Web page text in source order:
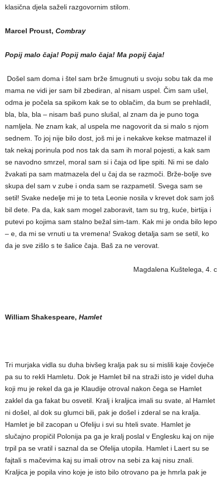
klasična djela saželi razgovornim stilom.
Marcel Proust, Combray
Popij malo čaja! Popij malo čaja! Ma popij čaja!
Došel sam doma i štel sam brže šmugnuti u svoju sobu tak da me
mama ne vidi jer sam bil zbediran, al nisam uspel. Čim sam ušel,
odma je počela sa spikom kak se to oblačim, da bum se prehladil,
bla, bla, bla – nisam baš puno slušal, al znam da je puno toga
namljela. Ne znam kak, al uspela me nagovorit da si malo s njom
sednem. To joj nije bilo dost, još mi je i nekakve kekse matmazel il
tak nekaj porinula pod nos tak da sam ih moral pojesti, a kak sam
se navodno smrzel, moral sam si i čaja od lipe spiti. Ni mi se dalo
žvakati pa sam matmazela del u čaj da se razmoči. Brže-bolje sve
skupa del sam v zube i onda sam se razpametil. Svega sam se
setil! Svake nedelje mi je to teta Leonie nosila v krevet dok sam još
bil dete. Pa da, kak sam mogel zaboravit, tam su trg, kuće, birtija i
putevi po kojima sam stalno bežal sim-tam. Kak mi je onda bilo lepo
– e, da mi se vrnuti u ta vremena! Svakog detalja sam se setil, ko
da je sve zišlo s te šalice čaja. Baš za ne verovat.
Magdalena Kuštelega, 4. c
William Shakespeare, Hamlet
Tri murjaka vidla su duha bivšeg kralja pak su si mislili kaje čovječe
pa su to rekli Hamletu. Dok je Hamlet bil na straži isto je videl duha
koji mu je rekel da ga je Klaudije otroval nakon čega se Hamlet
zaklel da ga fakat bu osvetil. Kralj i kraljica imali su svate, al Hamlet
ni došel, al dok su glumci bili, pak je došel i zderal se na kralja.
Hamlet je bil zacopan u Ofeliju i svi su hteli svate. Hamlet je
slučajno propičil Polonija pa ga je kralj poslal v Englesku kaj on nije
trpil pa se vratil i saznal da se Ofelija utopila. Hamlet i Laert su se
fajtali s mačevima kaj su imali otrov na sebi za kaj nisu znali.
Kraljica je popila vino koje je isto bilo otrovano pa je hmrla pak je